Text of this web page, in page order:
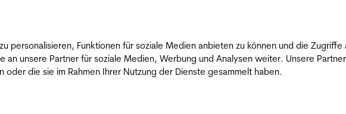
personalisieren, Funktionen für soziale Medien anbieten zu können und die
an unsere Partner für soziale Medien, Werbung und Analysen weiter. Unsere
die sie im Rahmen Ihrer Nutzung der Dienste gesammelt haben.